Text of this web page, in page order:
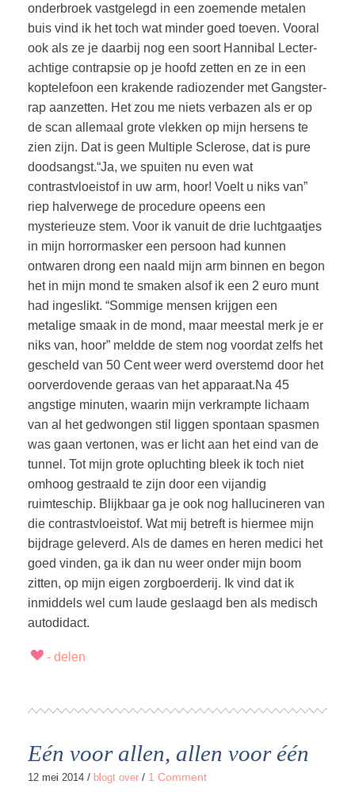
onderbroek vastgelegd in een zoemende metalen
buis vind ik het toch wat minder goed toeven. Vooral
ook als ze je daarbij nog een soort Hannibal Lecter-
achtige contrapsie op je hoofd zetten en ze in een
koptelefoon een krakende radiozender met Gangster-
rap aanzetten. Het zou me niets verbazen als er op
de scan allemaal grote vlekken op mijn hersens te
zien zijn. Dat is geen Multiple Sclerose, dat is pure
doodsangst.“Ja, we spuiten nu even wat
contrastvloeistof in uw arm, hoor! Voelt u niks van”
riep halverwege de procedure opeens een
mysterieuze stem. Voor ik vanuit de drie luchtgaatjes
in mijn horrormasker een persoon had kunnen
ontwaren drong een naald mijn arm binnen en begon
het in mijn mond te smaken alsof ik een 2 euro munt
had ingeslikt. “Sommige mensen krijgen een
metalige smaak in de mond, maar meestal merk je er
niks van, hoor” meldde de stem nog voordat zelfs het
gescheld van 50 Cent weer werd overstemd door het
oorverdovende geraas van het apparaat.Na 45
angstige minuten, waarin mijn verkrampte lichaam
van al het gedwongen stil liggen spontaan spasmen
was gaan vertonen, was er licht aan het eind van de
tunnel. Tot mijn grote opluchting bleek ik toch niet
omhoog gestraald te zijn door een vijandig
ruimteschip. Blijkbaar ga je ook nog hallucineren van
die contrastvloeistof. Wat mij betreft is hiermee mijn
bijdrage geleverd. Als de dames en heren medici het
goed vinden, ga ik dan nu weer onder mijn boom
zitten, op mijn eigen zorgboerderij. Ik vind dat ik
inmiddels wel cum laude geslaagd ben als medisch
autodidact.
Eén voor allen, allen voor één
12 mei 2014/ blogt over/ 1 Comment